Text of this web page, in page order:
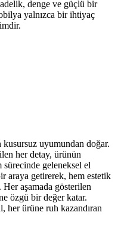
denge ve güçlü bir
yalnızca bir ihtiyaç
uyumundan doğar.
her detay, ürünün
geleneksel el
araya getirerek, hem estetik
aşamada gösterilen
özgü bir değer katar.
her ürüne ruh kazandıran